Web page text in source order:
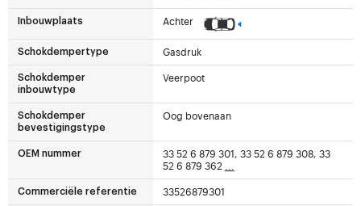
Inbouwplaats Achter
Schokdempertype Gasdruk
Schokdemper
inbouwtype
Veerpoot
Schokdemper
bevestigingstype
Oog bovenaan
OEM nummer
33 52 6 879 301, 33 52 6 879 308, 33
52 6 879 362
Commerciële referentie 33526879301